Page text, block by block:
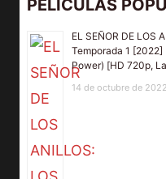
PELÍCULAS
EL SEÑOR DE LOS
Temporada 1 [2022]
Power) [HD 720p,
14 de octubre de 2022